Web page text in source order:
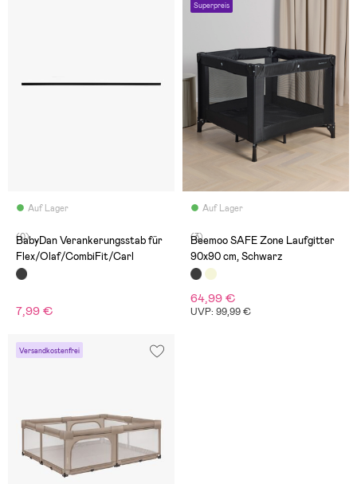
Auf Lager
(0)
BabyDan Verankerungsstab für
Flex/Olaf/CombiFit/Carl
7,99 €
Superpreis
Auf Lager
(3)
Beemoo SAFE Zone Laufgitter
90x90 cm, Schwarz
64,99 €
UVP: 99,99 €
Versandkostenfrei